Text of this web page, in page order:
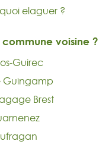
elaguer ?
voisine ?
Guirec
Guingamp
Brest